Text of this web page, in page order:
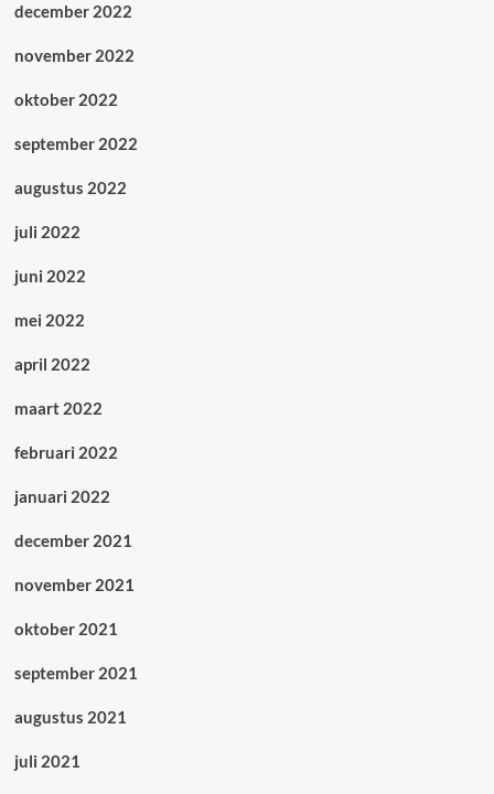
december 2022
november 2022
oktober 2022
september 2022
augustus 2022
juli 2022
juni 2022
mei 2022
april 2022
maart 2022
februari 2022
januari 2022
december 2021
november 2021
oktober 2021
september 2021
augustus 2021
juli 2021